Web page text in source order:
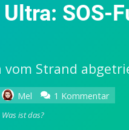
Strand
Mel 1 Kommentarzu
Was ist das?